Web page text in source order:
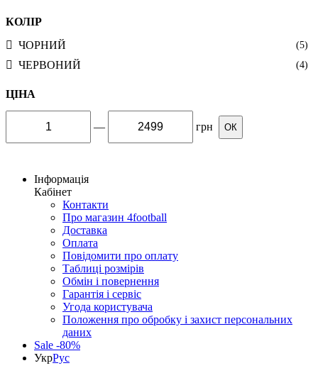
КОЛІР
ЧОРНИЙ
(5)
ЧЕРВОНИЙ (4)
ЦІНА
— грн ОК
Інформація
Кабінет
Контакти
Про магазин 4football
Доставка
Оплата
Повідомити про оплату
Таблиці розмірів
Обмін і повернення
Гарантія і сервіс
Угода користувача
Положення про обробку і захист персональних
даних
Sale -80%
УкрРус